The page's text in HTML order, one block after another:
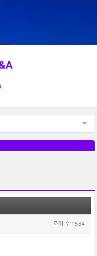
조회 수:1534